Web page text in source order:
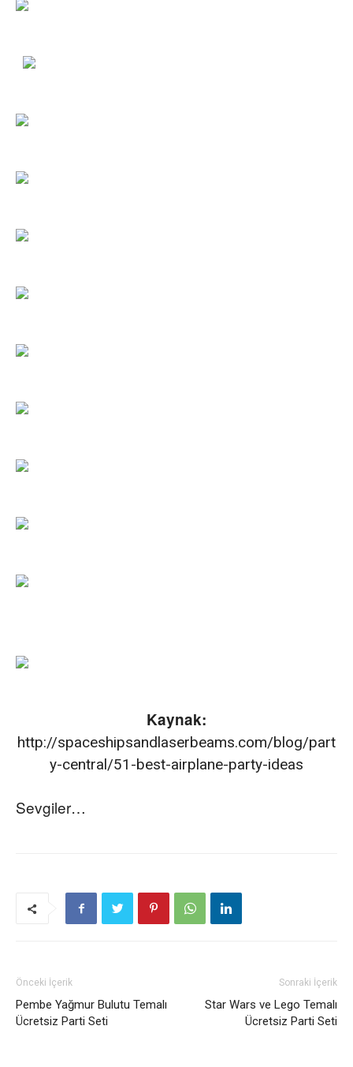
Kaynak:
http://spaceshipsandlaserbeams.com/blog/part
y-central/51-best-airplane-party-ideas
Sevgiler…
Önceki İçerik
Pembe Yağmur Bulutu Temalı
Ücretsiz Parti Seti
Sonraki İçerik
Star Wars ve Lego Temalı
Ücretsiz Parti Seti